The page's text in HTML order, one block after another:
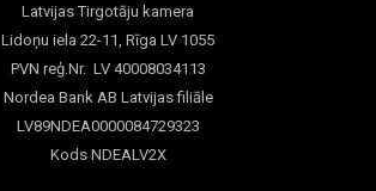
Latvijas Tirgotāju kamera
Lidoņu iela 22-11, Rīga LV 1055
PVN reģ.Nr. LV 40008034113
Nordea Bank AB Latvijas filiāle
LV89NDEA0000084729323
Kods NDEALV2X